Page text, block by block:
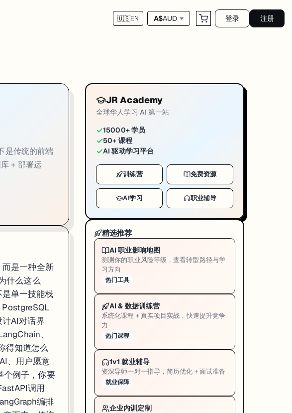
🇺🇸EN A$AUD 登录 注册
调用 + Agent编排 + RAG系统 + 向量数据库 + 部署运维。 为什么这么说？ 你去看
是传统的前端
+ 部署运
是一种全新
什么这么
单一技能栈
PostgreSQL
AI对话界
、
得知道怎么
、用户愿意
个例子，你要
调用
编排
JR Academy
全球华人学习 AI 第一站
✓15000+ 学员
✓50+ 课程
✓AI 驱动学习平台
训练营 免费资源
AI学习 职业辅导
精选推荐
AI 职业影响地图
测测你的职业风险等级，查看转型路径与学
习方向
热门工具
AI & 数据训练营
系统化课程 + 真实项目实战，快速提升竞争
力
热门课程
1v1 就业辅导
资深导师一对一指导，简历优化 + 面试准备
就业保障
企业内训定制